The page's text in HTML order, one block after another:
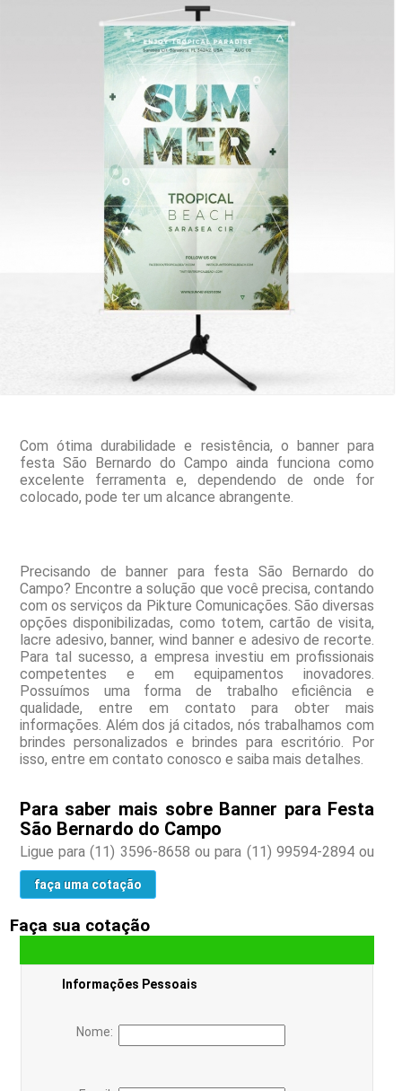
Com ótima durabilidade e resistência, o banner para
festa São Bernardo do Campo ainda funciona como
excelente ferramenta e, dependendo de onde for
colocado, pode ter um alcance abrangente.
Precisando de banner para festa São Bernardo do
Campo? Encontre a solução que você precisa, contando
com os serviços da Pikture Comunicações. São diversas
opções disponibilizadas, como totem, cartão de visita,
lacre adesivo, banner, wind banner e adesivo de recorte.
Para tal sucesso, a empresa investiu em profissionais
competentes e em equipamentos inovadores.
Possuímos uma forma de trabalho eficiência e
qualidade, entre em contato para obter mais
informações. Além dos já citados, nós trabalhamos com
brindes personalizados e brindes para escritório. Por
isso, entre em contato conosco e saiba mais detalhes.
Para saber mais sobre Banner para Festa
São Bernardo do Campo
Ligue para(11) 3596-8658 ou para (11) 99594-2894ou
faça uma cotação
Faça sua cotação
Informações Pessoais
Nome: